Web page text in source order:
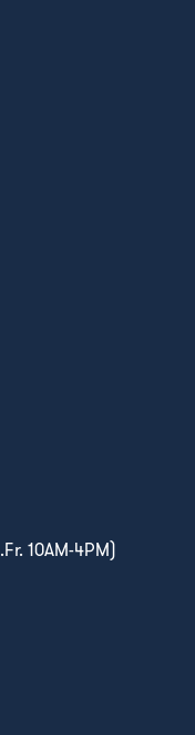
10AM-4PM)